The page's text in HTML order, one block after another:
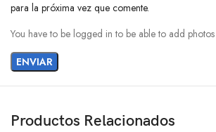
para la próxima vez que comente.
You have to be logged in to be able to add
Productos Relacionados